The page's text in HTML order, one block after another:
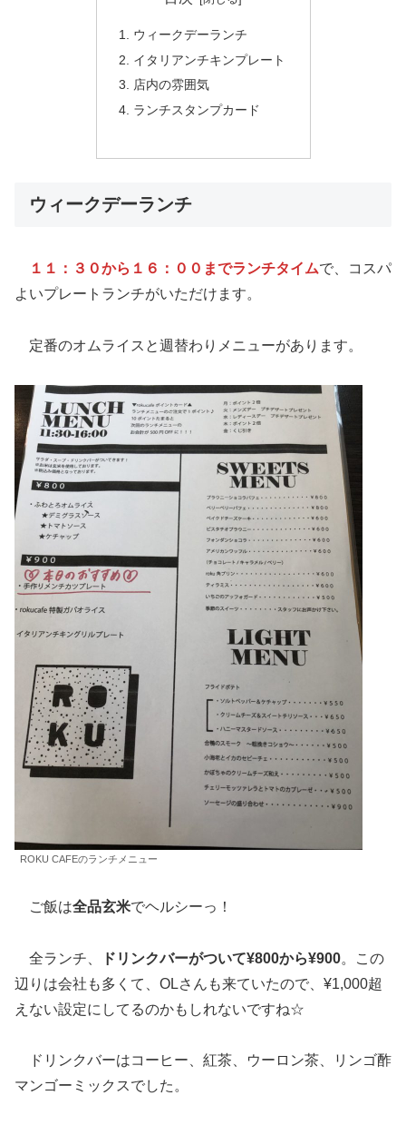
ウィークデーランチ
イタリアンチキンプレート
店内の雰囲気
ランチスタンプカード
ウィークデーランチ
１１：３０から１６：００までランチタイムで、コスパ
よいプレートランチがいただけます。
定番のオムライスと週替わりメニューがあります。
ROKU CAFEのランチメニュー
ご飯は全品玄米でヘルシーっ！
全ランチ、 ドリンクバーがついて¥800から¥900。この
辺りは会社も多くて、OLさんも来ていたので、¥1,000超
えない設定にしてるのかもしれないですね☆
ドリンクバーはコーヒー、紅茶、ウーロン茶、リンゴ酢
マンゴーミックスでした。